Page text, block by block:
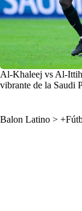
Al-Khaleej vs Al-
vibrante de la Saudi
Balon Latino >